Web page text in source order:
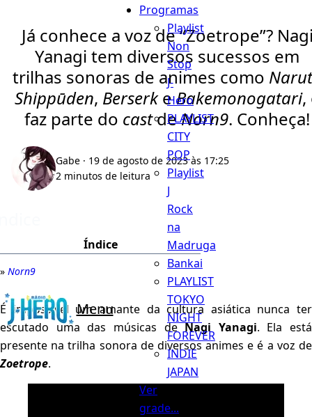
Menu
Programas
Playlist
Non
Stop
J-
Hero
PLAYLIST
CITY
POP
Playlist
J
Rock
na
Madruga
Bankai
PLAYLIST
TOKYO
NIGHT
FOREVER
INDIE
JAPAN
Ver
grade...
Já conhece a voz de “Zoetrope”?
Yanagi tem diversos sucessos em
trilhas sonoras de animes como
Shippūden, BerserkeBakemonogatari,
faz parte do castdeNorn9. Conheça!
Gabe · 19 de agosto de 2023 às 17:25
2 minutos de leitura
Índice
Norn9
É impossível um amante da cultura asiática nunca ter
escutado uma das músicas deNagi Yanagi. Ela está
presente na trilha sonora de diversos animes e é a voz de
Zoetrope.